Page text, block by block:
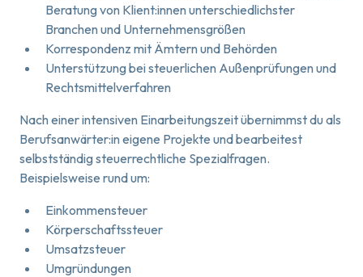
Beratung von Klient:innen unterschiedlichster
Branchen und Unternehmensgrößen
Korrespondenz mit Ämtern und Behörden
Unterstützung bei steuerlichen Außenprüfungen und
Rechtsmittelverfahren
Nach einer intensiven Einarbeitungszeit übernimmst du als
Berufsanwärter:in eigene Projekte und bearbeitest
selbstständig steuerrechtliche Spezialfragen.
Beispielsweise rund um:
Einkommensteuer
Körperschaftssteuer
Umsatzsteuer
Umgründungen